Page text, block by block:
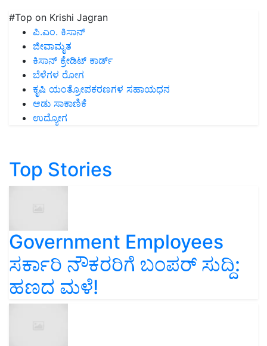
#Top on Krishi Jagran
ಪಿ.ಎಂ. ಕಿಸಾನ್
ಜೀವಾಮೃತ
ಕಿಸಾನ್ ಕ್ರೇಡಿಟ್ ಕಾರ್ಡ್
ಬೆಳೆಗಳ ರೋಗ
ಕೃಷಿ ಯಂತ್ರೋಪಕರಣಗಳ ಸಹಾಯಧನ
ಆಡು ಸಾಕಾಣಿಕೆ
ಉದ್ಯೋಗ
Top Stories
Government Employees
ಸರ್ಕಾರಿ ನೌಕರರಿಗೆ ಬಂಪರ್‌ ಸುದ್ದಿ:
ಹಣದ ಮಳೆ!